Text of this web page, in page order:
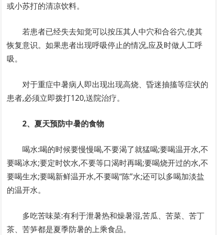
或小苏打的清凉饮料。
若患者已经失去知觉可以按压其人中穴和合谷穴,使其
恢复意识。如果患者出现呼吸停止的情况,应及时做人工呼
吸。
对于重症中暑病人即出现出现高烧、昏迷抽搐等症状的
患者,必须立即拨打120,送院治疗。
2、夏天预防中暑的食物
喝水:喝的时候要慢慢喝,不要渴了就猛喝;要喝温开水,不
要喝冰水;要定时饮水,不要等口渴时再喝;要喝烧开过的水,不
要喝生水;要喝新鲜温开水,不要喝“陈”水;还可以多喝加淡盐
的温开水。
多吃苦味菜:有利于泄暑热和燥暑湿,苦瓜、苦菜、苦丁
茶、苦笋都是夏季防暑的上乘食品。